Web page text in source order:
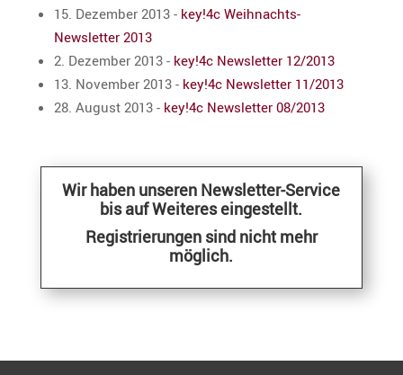
15. Dezember 2013 - key!4c Weihnachts-
Newsletter 2013
2. Dezember 2013 - key!4c Newsletter 12/2013
13. November 2013 - key!4c Newsletter 11/2013
28. August 2013 - key!4c Newsletter 08/2013
Wir haben unseren Newsletter-Service
bis auf Weiteres eingestellt.
Regis­trie­rungen sind nicht mehr
möglich.